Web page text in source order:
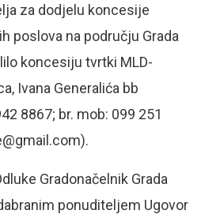
za dodjelu koncesije
poslova na području Grada
koncesiju tvrtki MLD-
Ivana Generalića bb
8867; br. mob: 099 251
).
Gradonačelnik Grada
ponuditeljem Ugovor